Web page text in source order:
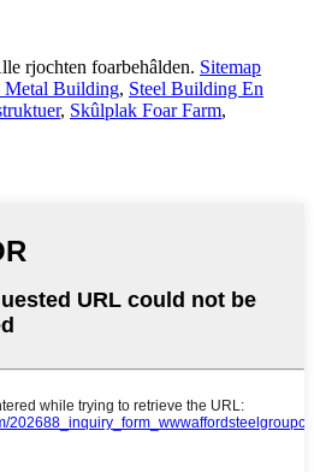
rjochten foarbehâlden. Sitemap
Metal Building, Steel Building En
, Skûlplak Foar Farm,